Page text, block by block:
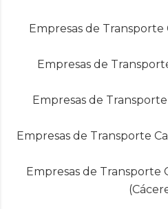
Empresas de Transporte
Empresas de
Empresas de
Empresas de Transporte
Empresas de Transporte